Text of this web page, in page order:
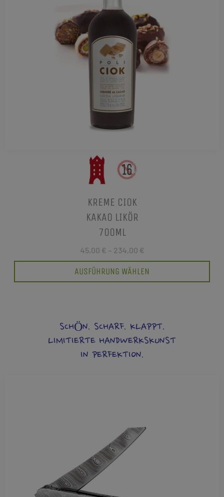
KREME CIOK
KAKAO LIKÖR
700ML
45,00 € – 234,00 €
AUSFÜHRUNG WÄHLEN
SCHÖN. SCHARF. KLAPPT.
LIMITIERTE HANDWERKSKUNST
IN PERFEKTION.